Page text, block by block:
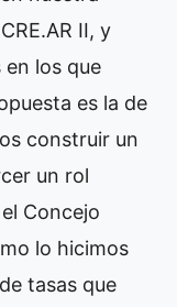
II, y
los que
es la de
construir un
un rol
Concejo
lo hicimos
tasas que